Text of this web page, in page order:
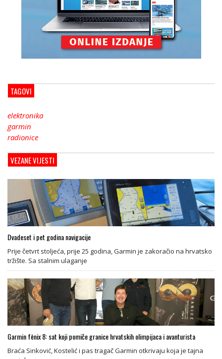
TAGOVI
elektronika
garmin
radionice
VEZANE VIJESTI
Dvadeset i pet godina navigacije
Prije četvrt stoljeća, prije 25 godina, Garmin je zakoračio na hrvatsko
tržište. Sa stalnim ulaganje
Garmin fēnix 8: sat koji pomiče granice hrvatskih olimpijaca i avanturista
Braća Sinković, Kostelić i pas tragač Garmin otkrivaju koja je tajna